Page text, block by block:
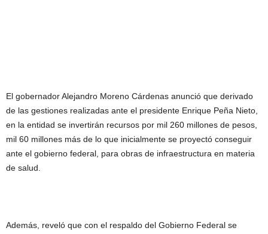
El gobernador Alejandro Moreno Cárdenas anunció que derivado
de las gestiones realizadas ante el presidente Enrique Peña Nieto,
en la entidad se invertirán recursos por mil 260 millones de pesos,
mil 60 millones más de lo que inicialmente se proyectó conseguir
ante el gobierno federal, para obras de infraestructura en materia
de salud.
Además, reveló que con el respaldo del Gobierno Federal se